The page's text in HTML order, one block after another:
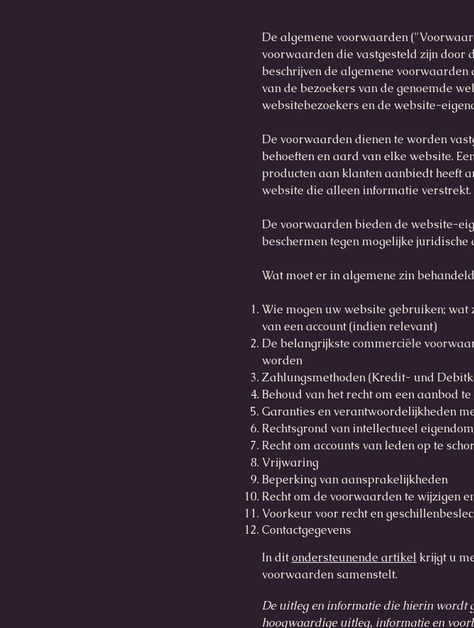
De algemene voorwaarden
voorwaarden die vastgesteld zijn door
beschrijven de algemene
van de bezoekers van de genoemde
websitebezoekers en de website-
De voorwaarden dienen te worden
behoeften en aard van elke website.
producten aan klanten aanbiedt heeft
website die alleen informatie verstrekt.
De voorwaarden bieden de website-
beschermen tegen mogelijke juridische
Wat moet er in algemene zin
Wie mogen uw website gebruiken;
van een account (indien relevant)
De belangrijkste commerciële
worden
Zahlungsmethoden (Kredit- und
Behoud van het recht om een aanbod
Garanties en verantwoordelijkheden
Rechtsgrond van intellectueel
Recht om accounts van leden op te
Vrijwaring
Beperking van aansprakelijkheden
Recht om de voorwaarden te wijzigen
Voorkeur voor recht en
Contactgegevens
In ditondersteunende artikel krijgt u
voorwaarden samenstelt.
De uitleg en informatie die hierin wordt
hoogwaardige uitleg, informatie en